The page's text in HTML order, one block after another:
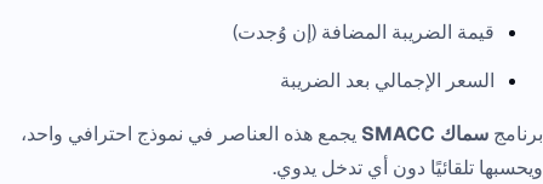
قيمة الضريبة المضافة (إن وُجدت)
السعر الإجمالي بعد الضريبة
برنامج سماك SMACC
يجمع هذه العناصر في نموذج احترافي واحد،
ويحسبها تلقائيًا دون أي تدخل يدوي.